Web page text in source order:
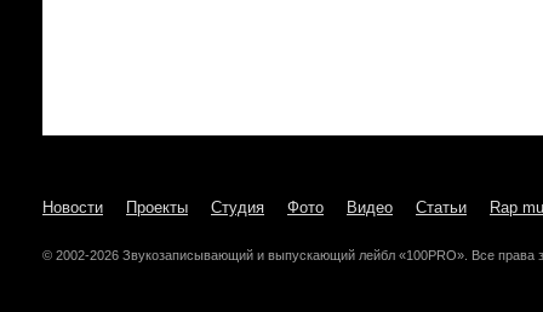
Новости Проекты Студия Фото Видео Статьи Rap
© 2002-2026 Звукозаписывающий и выпускающий лейбл «100PRO». Все